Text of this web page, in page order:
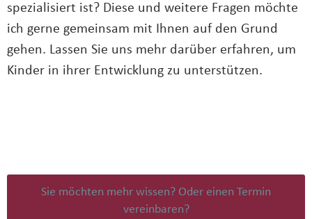
spezialisiert ist? Diese und weitere Fragen möchte
ich gerne gemeinsam mit Ihnen auf den Grund
gehen. Lassen Sie uns mehr darüber erfahren, um
Kinder in ihrer Entwicklung zu unterstützen.
Sie möchten mehr wissen? Oder einen Termin
vereinbaren?